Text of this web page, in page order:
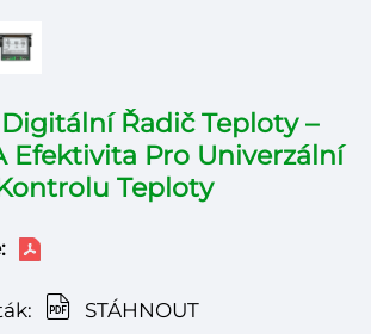
Digitální Řadič Teploty –
Efektivita Pro Univerzální
Teploty
STÁHNOUT